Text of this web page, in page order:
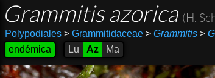
Grammitis azorica (H.
Polypodiales >Grammitidaceae > Grammitis >
endémica
Lu Az Ma